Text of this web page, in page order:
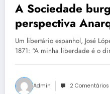
A Sociedade
perspectiva
Eduardo Azócar
Um libertário espanhol, José
1871: “A minha liberdade é o
Admin 2 Comentários